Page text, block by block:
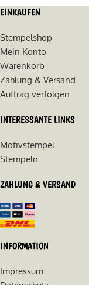
EINKAUFEN
Stempelshop
Mein Konto
Warenkorb
Zahlung & Versand
Auftrag verfolgen
INTERESSANTE LINKS
Motivstempel
Stempeln
ZAHLUNG & VERSAND
INFORMATION
Impressum